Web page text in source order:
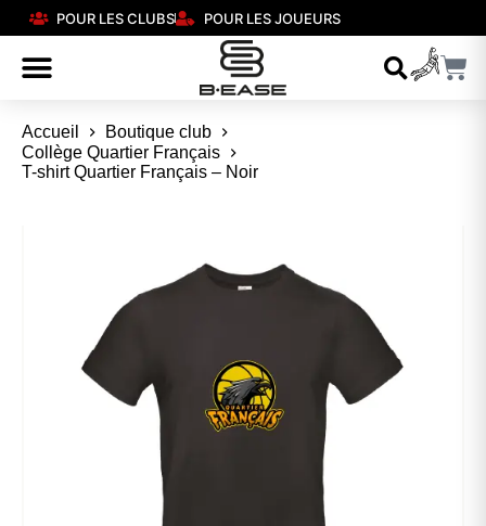
POUR LES CLUBS POUR LES JOUEURS
Accueil
Boutique club
Collège Quartier Français
T-shirt Quartier Français – Noir